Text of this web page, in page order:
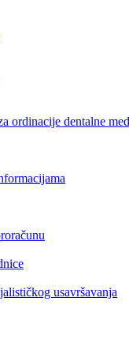
ordinacije dentalne
usavršavanja